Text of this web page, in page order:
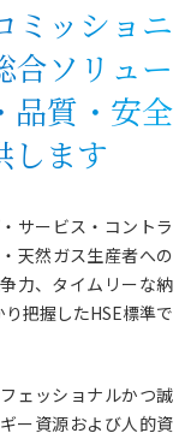
ミッショニ
合ソリュー
品質・安全
します
サービス・コントラ
天然ガス生産者への
力、タイムリーな納
把握したHSE標準で
ェッショナルかつ誠
ー資源および人的資